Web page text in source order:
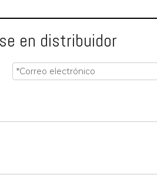
en distribuidor